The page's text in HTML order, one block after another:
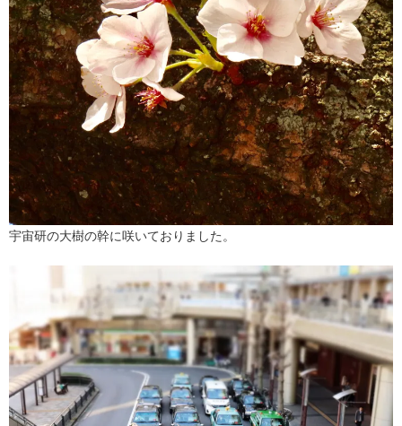
宇宙研の大樹の幹に咲いておりました。